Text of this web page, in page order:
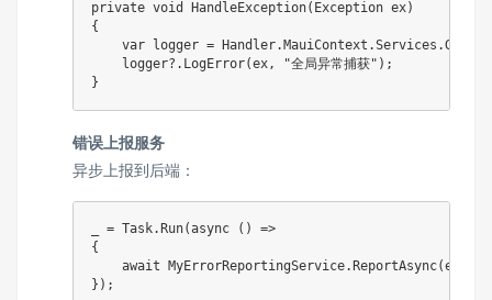
private void HandleException( Exception ex)
{
var logger = Handler.MauiContext .Services .
    logger
?. LogError(ex , "全局异常捕获" ) ;
}
错误上报服务
异步上报到后端：
= Task.Run(async ( )
=>
{
await MyErrorReportingService.ReportAsync(ex
} ) ;